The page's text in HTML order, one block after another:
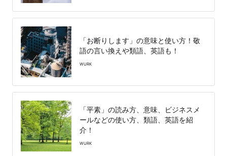
「お断りします」の意味と使い方！敬
語の言い換えや類語、英語も！
WURK
「平素」の読み方、意味、ビジネスメ
ールなどの使い方、類語、英語を紹
介！
WURK